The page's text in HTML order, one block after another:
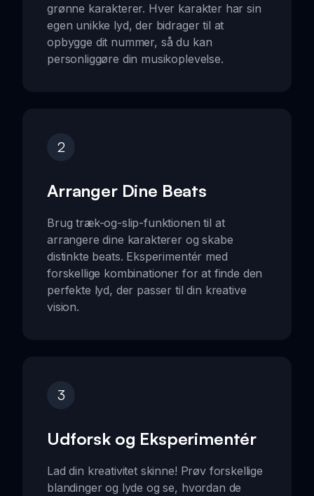
grønne karakterer. Hver karakter har sin
egen unikke lyd, der bidrager til at
opbygge dit nummer, så du kan
personliggøre din musikoplevelse.
2
Arranger Dine Beats
Brug træk-og-slip-funktionen til at
arrangere dine karakterer og skabe
distinkte beats. Eksperimentér med
forskellige kombinationer for at finde den
perfekte lyd, der passer til din kreative
vision.
3
Udforsk og Eksperimentér
Lad din kreativitet skinne! Prøv forskellige
blandinger og lyde og se, hvordan de